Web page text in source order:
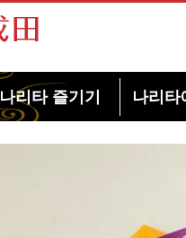
나리타 즐기기 나리타